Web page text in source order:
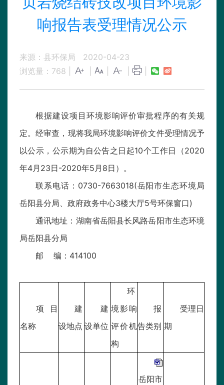
响报告表受理情况公示
来源：县环保局
2020-04-23
浏览量： 768
根据建设项目环境影响评价审批程序的有关规
定。经审查，现将我局环境影响评价文件受理情况予
以公示，公示期为自公告之日起10个工作日（2020
年4月23日-2020年5月8日）。
联系电话：0730-7663018(岳阳市生态环境局
岳阳县分局、政府政务中心3楼大厅5号环保窗口)
通讯地址：湖南省岳阳县长风路岳阳市生态环境
局岳阳县分局
邮 编：414100
项目
名称
建
设地点
建
设单位
环
境影响
评价机
构
报
告类别
受理日
期
岳阳市